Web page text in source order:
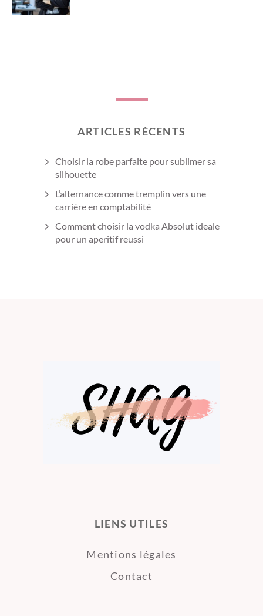
ARTICLES RÉCENTS
Choisir la robe parfaite pour sublimer sa
silhouette
L’alternance comme tremplin vers une
carrière en comptabilité
Comment choisir la vodka Absolut ideale
pour un aperitif reussi
LIENS UTILES
Mentions légales
Contact